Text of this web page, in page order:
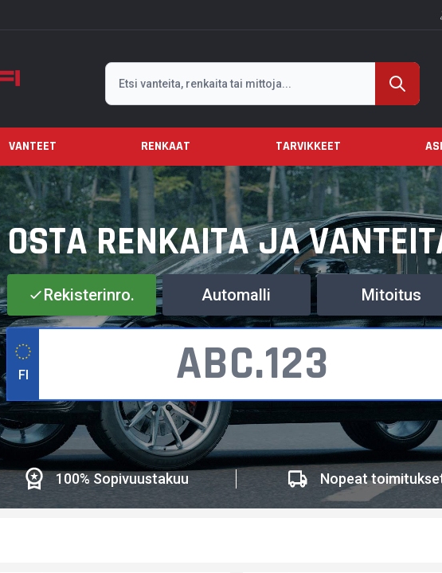
Etsi
VANTEET RENKAAT TARVIKKEET
OSTA RENKAITA JA
Rekisterinro. Automalli Mitoitus
FI
100% Sopivuustakuu Nopeat